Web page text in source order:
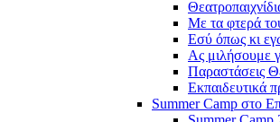
Με τα φτερά
Εσύ όπως κι
Ας μιλήσουμε
Παραστάσεις
Εκπαιδευτικά
Summer Camp στο